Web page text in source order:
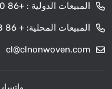
المبيعات الدولية : +86 15968788570 (Mr Zhang)
المبيعات المحلية: + 86 18057731588 ( Mr Hu )
cl@clnonwoven.com